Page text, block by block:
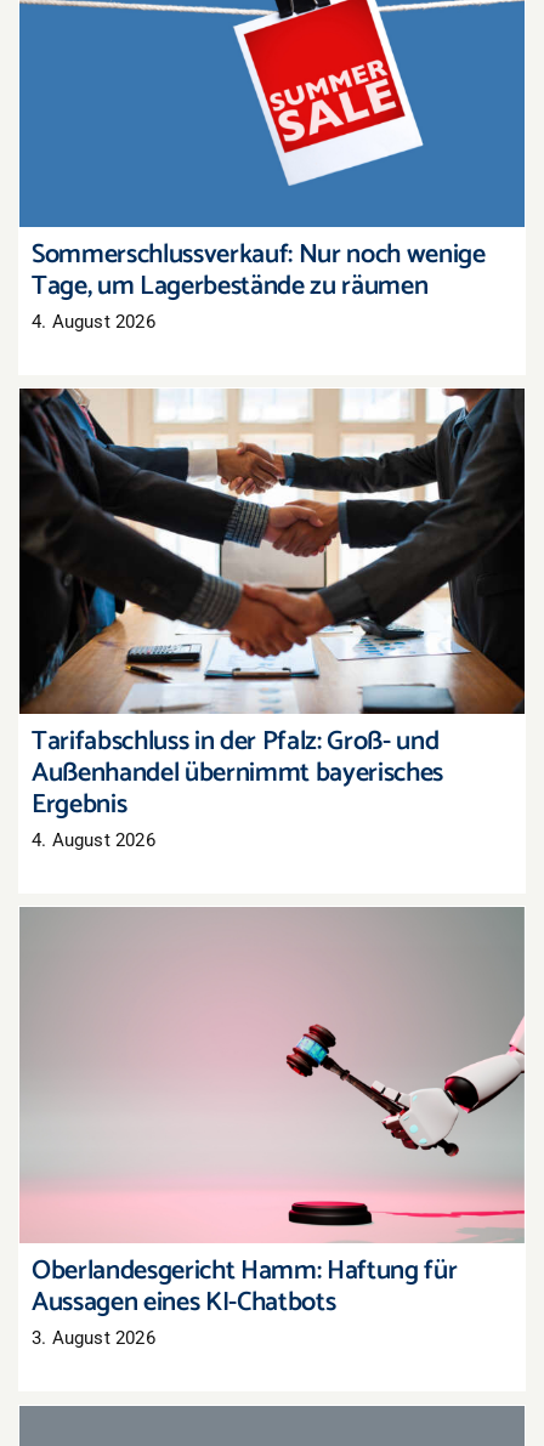
Sommerschlussverkauf: Nur noch wenige Tage,
um Lagerbestände zu räumen
Sommerschlussverkauf: Nur noch wenige
Tage, um Lagerbestände zu räumen
4. August 2026
Tarifabschluss in der Pfalz: Groß- und
Außenhandel übernimmt bayerisches Ergebnis
Tarifabschluss in der Pfalz: Groß- und
Außenhandel übernimmt bayerisches
Ergebnis
4. August 2026
Oberlandesgericht Hamm: Haftung für
Aussagen eines KI-Chatbots
Oberlandesgericht Hamm: Haftung für
Aussagen eines KI-Chatbots
3. August 2026